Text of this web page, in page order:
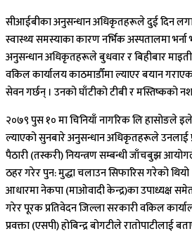
सीआईबीका अनुसन्धान अधिकृतहरूले दुई दिन
स्वास्थ्य समस्याका कारण नर्भिक अस्पतालमा
अनुसन्धान अधिकृतहरूले बुधवार र बिहीबार
वकिल कार्यालय काठमाडौँमा ल्याएर बयान
सेवन गर्छन् । उनको घाँटीको टीबी र मस्तिष्कको
२०७९ पुस १० मा चिनियाँ नागरिक लि हासोङले
ल्याएको सुनबारे अनुसन्धान अधिकृतहरूले उनलाई
पैठारी (तस्करी) नियन्त्रण सम्बन्धी जाँचबुझ
ठहर गरेर पुन: मुद्धा चलाउन सिफारिस गरेको
आधारमा नेकपा (माओवादी केन्द्र)का उपाध्यक्ष
गरेर पूरक प्रतिवेदन जिल्ला सरकारी वकिल
प्रवक्ता (एसपी) होबिन्द्र बोगटीले रातोपाटीलाई